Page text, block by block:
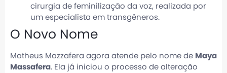
cirurgia de feminilização da voz, realizada por
um especialista em transgêneros.
O Novo Nome
Matheus Mazzafera agora atende pelo nome de Maya
Massafera. Ela já iniciou o processo de alteração